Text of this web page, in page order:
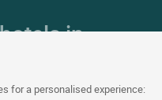
for a personalised experience:
in